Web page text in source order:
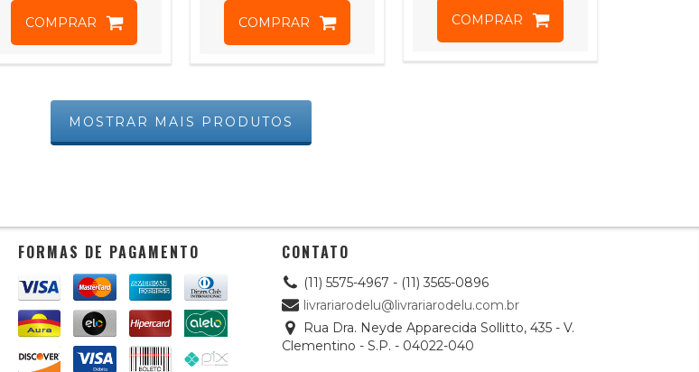
COMPRAR
COMPRAR
COMPRAR
MOSTRAR MAIS PRODUTOS
FORMAS DE PAGAMENTO CONTATO
(11) 5575-4967 - (11) 3565-0896
livrariarodelu@livrariarodelu.com.br
Rua Dra. Neyde Apparecida Sollitto, 435 - V.
Clementino - S.P. - 04022-040